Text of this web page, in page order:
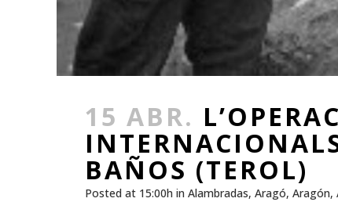
15 ABR.
BAÑOS (TEROL)
Posted at 15:00h in Alambradas, Aragó, Aragón,